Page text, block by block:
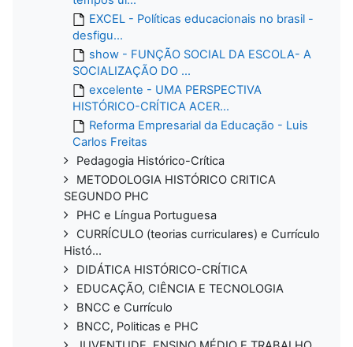
EXCEL - Políticas educacionais no brasil -
desfigu...
show - FUNÇÃO SOCIAL DA ESCOLA- A
SOCIALIZAÇÃO DO ...
excelente - UMA PERSPECTIVA
HISTÓRICO-CRÍTICA ACER...
Reforma Empresarial da Educação - Luis
Carlos Freitas
Pedagogia Histórico-Crítica
METODOLOGIA HISTÓRICO CRITICA
SEGUNDO PHC
PHC e Língua Portuguesa
CURRÍCULO (teorias curriculares) e Currículo
Histó...
DIDÁTICA HISTÓRICO-CRÍTICA
EDUCAÇÃO, CIÊNCIA E TECNOLOGIA
BNCC e Currículo
BNCC, Politicas e PHC